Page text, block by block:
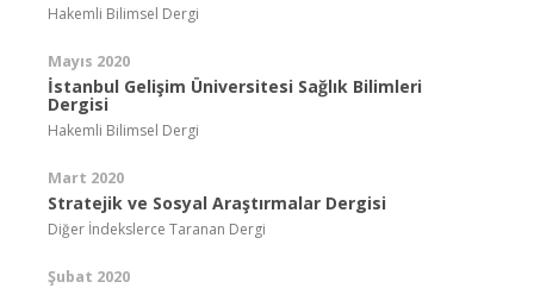
Hakemli Bilimsel Dergi
Mayıs 2020
İstanbul Gelişim Üniversitesi Sağlık Bilimleri
Dergisi
Hakemli Bilimsel Dergi
Mart 2020
Stratejik ve Sosyal Araştırmalar Dergisi
Diğer İndekslerce Taranan Dergi
Şubat 2020